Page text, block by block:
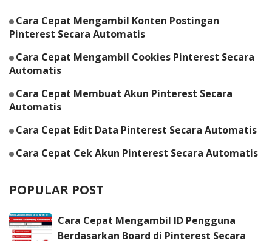
Cara Cepat Mengambil Konten Postingan
Pinterest Secara Automatis
Cara Cepat Mengambil Cookies Pinterest Secara
Automatis
Cara Cepat Membuat Akun Pinterest Secara
Automatis
Cara Cepat Edit Data Pinterest Secara Automatis
Cara Cepat Cek Akun Pinterest Secara Automatis
POPULAR POST
Cara Cepat Mengambil ID Pengguna
Berdasarkan Board di Pinterest Secara